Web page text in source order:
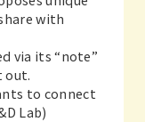
with
via its “note”
out.
to connect
Lab)